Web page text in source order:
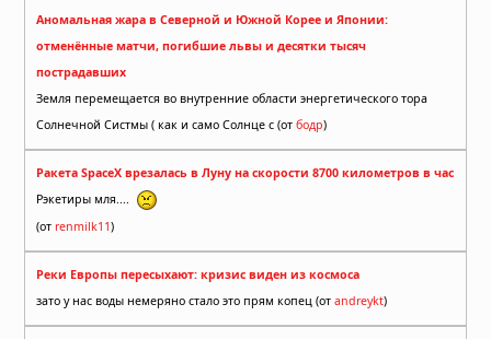
Аномальная жара в Северной и Южной Корее и Японии:
отменённые матчи, погибшие львы и десятки тысяч
пострадавших
Земля перемещается во внутренние области энергетического тора
Солнечной Систмы ( как и само Солнце с (от бодр)
Ракета SpaceX врезалась в Луну на скорости 8700 километров в час
Рэкетиры мля....
(от renmilk11)
Реки Европы пересыхают: кризис виден из космоса
зато у нас воды немеряно стало это прям копец (от andreykt)